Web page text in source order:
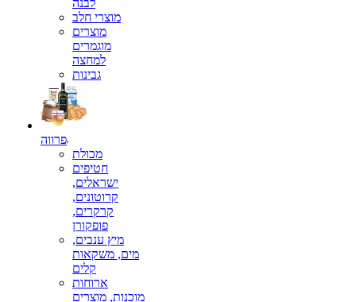
לבנה
מוצרי חלב
מוצרים
מוגמרים
למחצה
גבינות
פרווה
מכולת
חטיפים
ישראלים,
קרוטונים,
קרקרים,
פופקורן
מיץ ענבים,
מים, משקאות
קלים
ארוחות
מוכנות, מוצרים